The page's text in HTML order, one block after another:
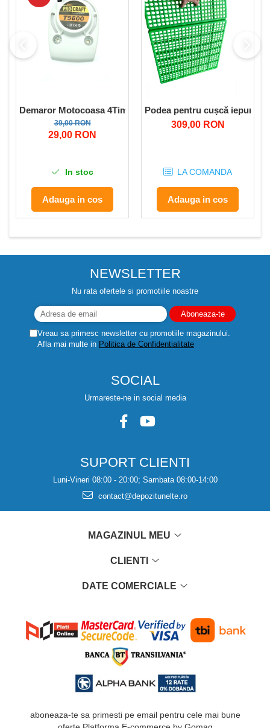
Demaror Motocoasa 4Timpi benzina Tip Procraft T5600
39,00 RON
29,00 RON
In stoc
Adauga in cos
Podea pentru cușcă iepuri
309,00 RON
LA COMANDA
Adauga in cos
NEWSLETTER
Nu rata ofertele si promotiile noastre
Vreau sa primesc newsletter cu promotiile magazinului.
Afla mai multe in Politica de Confidentialitate
SOCIAL
Urmareste-ne in social media
SUPORT CLIENTI
Luni-Vineri 08:00 - 20:00; Sambata 08:00-14:00
contact@depozitunelte.ro
MAGAZINUL MEU
CLIENTI
DATE COMERCIALE
aboneaza-te sa primesti pe email pentru cele mai bune